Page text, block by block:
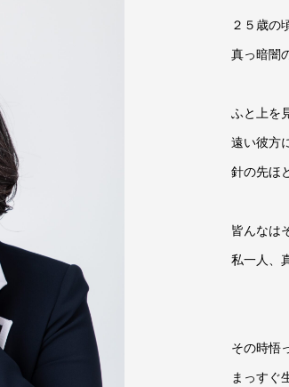
２５歳の
真っ暗闇
ふと上を
遠い彼方
針の先ほ
皆んなは
私一人、
その時悟
まっすぐ